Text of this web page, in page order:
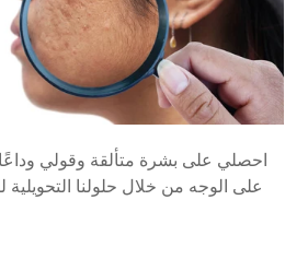
احصلي على بشرة متألقة وقولي وداعًا
على الوجه من خلال حلولنا التحويلية